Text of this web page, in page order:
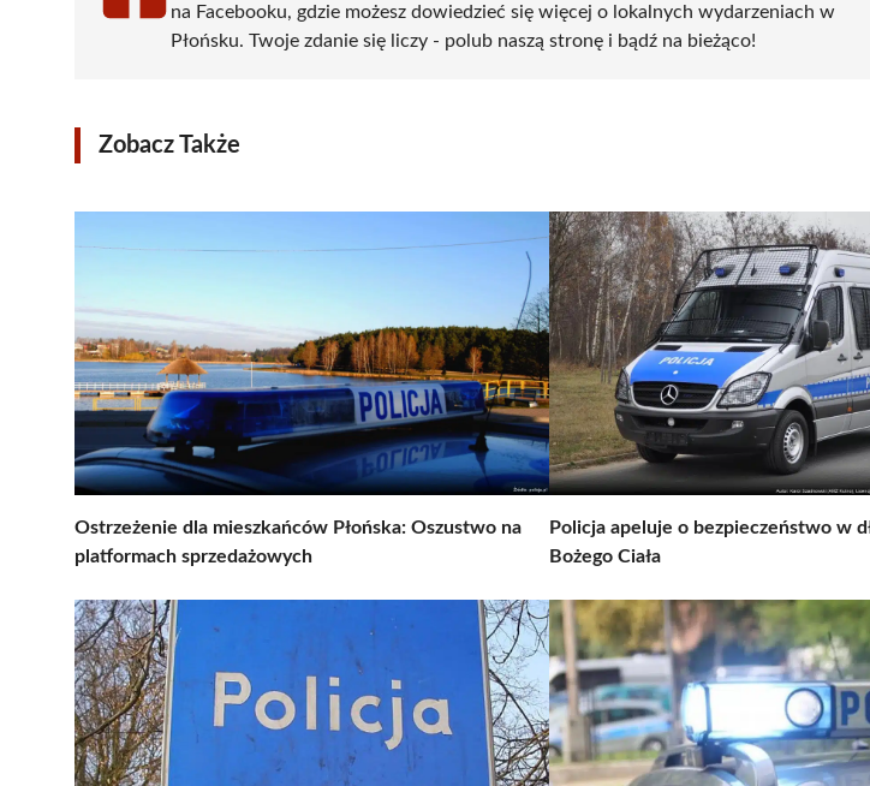
na Facebooku, gdzie możesz dowiedzieć się więcej o lokalnych wydarzeniach w
Płońsku. Twoje zdanie się liczy - polub naszą stronę i bądź na bieżąco!
Zobacz Także
Ostrzeżenie dla mieszkańców Płońska: Oszustwo na
platformach sprzedażowych
Policja apeluje o bezpieczeństwo w
Bożego Ciała